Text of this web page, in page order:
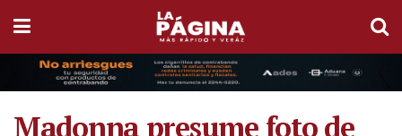
Madonna presume foto de